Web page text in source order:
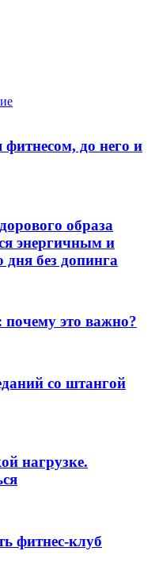
фитнесом, до него и
образа
энергичным и
дня без допинга
почему это важно?
со штангой
нагрузке.
фитнес-клуб